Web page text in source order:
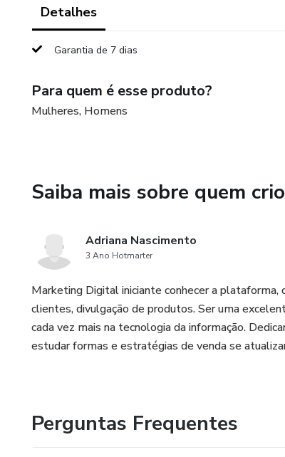
Detalhes
Garantia de 7 dias
Para quem é esse produto?
Mulheres, Homens
Saiba mais sobre quem
Adriana Nascimento
3 Ano Hotmarter
Marketing Digital iniciante conhecer a
clientes, divulgação de produtos. Ser uma
cada vez mais na tecnologia da informação.
estudar formas e estratégias de venda se
Perguntas Frequentes